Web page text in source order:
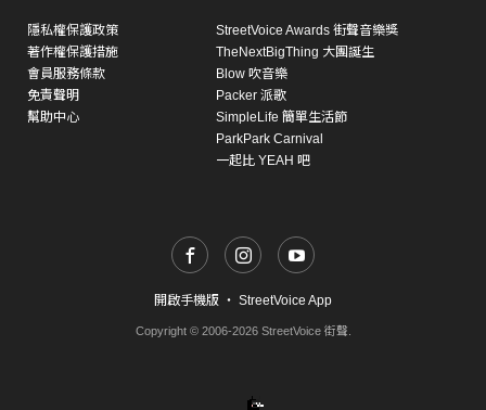
隱私權保護政策
著作權保護措施
會員服務條款
免責聲明
幫助中心
StreetVoice Awards 街聲音樂獎
TheNextBigThing 大團誕生
Blow 吹音樂
Packer 派歌
SimpleLife 簡單生活節
ParkPark Carnival
一起比 YEAH 吧
開啟手機版 ・ StreetVoice App
Copyright © 2006-2026 StreetVoice 街聲.